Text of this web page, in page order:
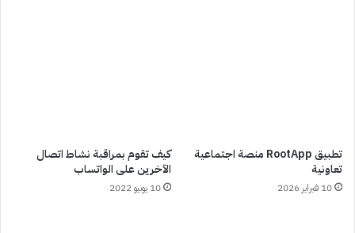
تطبيق RootApp منصة اجتماعية
تعاونية
10 فبراير 2026
كيف تقوم بمراقبة نشاط اتصال
الآخرين على الواتساب
10 يونيو 2022